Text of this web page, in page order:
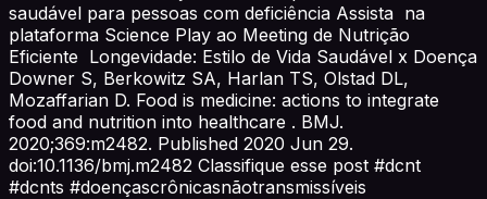
saudável para pessoas com deficiência Assista na
plataforma Science Play ao Meeting de Nutrição
Eficiente Longevidade: Estilo de Vida Saudável x Doença
Downer S, Berkowitz SA, Harlan TS, Olstad DL,
Mozaffarian D. Food is medicine: actions to integrate
food and nutrition into healthcare . BMJ.
2020;369:m2482. Published 2020 Jun 29.
doi:10.1136/bmj.m2482 Classifique esse post #dcnt
#dcnts #doençascrônicasnãotransmissíveis